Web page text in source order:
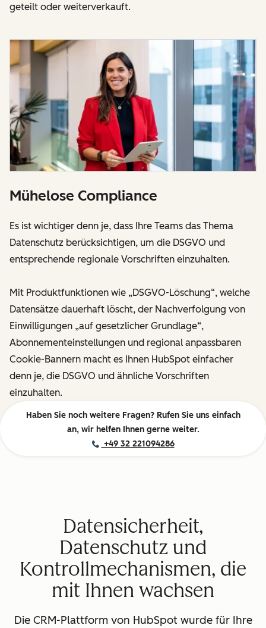
geteilt oder weiterverkauft.
Mühelose Compliance
Es ist wichtiger denn je, dass Ihre Teams das Thema
Datenschutz berücksichtigen, um die DSGVO und
entsprechende regionale Vorschriften einzuhalten.
Mit Produktfunktionen wie „DSGVO-Löschung“, welche
Datensätze dauerhaft löscht, der Nachverfolgung von
Einwilligungen „auf gesetzlicher Grundlage“,
Abonnementeinstellungen und regional anpassbaren
Cookie-Bannern macht es Ihnen HubSpot einfacher
denn je, die DSGVO und ähnliche Vorschriften
einzuhalten.
Haben Sie noch weitere Fragen? Rufen Sie uns einfach
an, wir helfen Ihnen gerne weiter.
+49 32 221094286
Datensicherheit,
Datenschutz und
Kontrollmechanismen, die
mit Ihnen wachsen
Die CRM-Plattform von HubSpot wurde für Ihre